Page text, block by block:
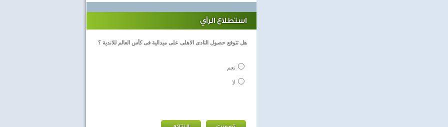
استطلاع الرأي
هل تتوقع حصول النادى الاهلى على ميدالية فى كأس العالم للاندية ؟
نعم
لا